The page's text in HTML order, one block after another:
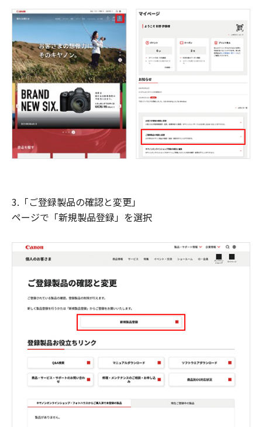
3.「ご登録製品の確認と変更」
ページで「新規製品登録」を選択